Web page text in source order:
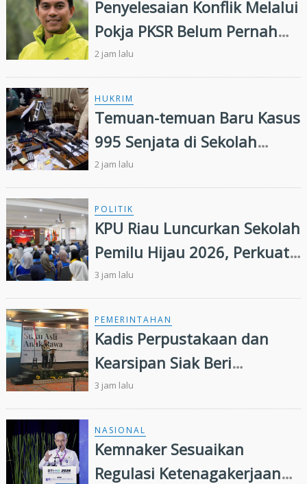
Penyelesaian Konflik Melalui
Pokja PKSR Belum Pernah
Terwujud: Menguji
Keseriusan APP Group
Menjalankan Remedy
Framework FSC
2 jam lalu
HUKRIM
Temuan-temuan Baru Kasus
995 Senjata di Sekolah
Swasta Jaksel
2 jam lalu
POLITIK
KPU Riau Luncurkan Sekolah
Pemilu Hijau 2026, Perkuat
Pendidikan Pemilih
Berwawasan Lingkungan
3 jam lalu
PEMERINTAHAN
Kadis Perpustakaan dan
Kearsipan Siak Beri
Sambutan di Bedah Buku
'Suku Asli Anak Rawa'
3 jam lalu
NASIONAL
Kemnaker Sesuaikan
Regulasi Ketenagakerjaan